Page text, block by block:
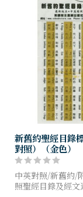
新舊約聖經目錄
對照）（金色）
中英對照/新舊約/
照聖經目錄及經文